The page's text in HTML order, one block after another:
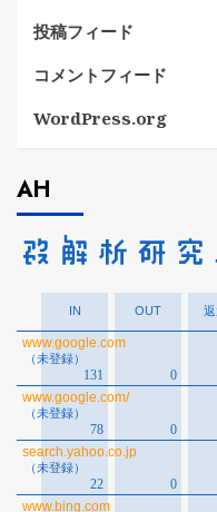
投稿フィード
コメントフィード
WordPress.org
AH